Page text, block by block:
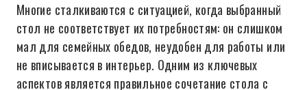
Многие сталкиваются с ситуацией, когда выбранный
стол не соответствует их потребностям: он слишком
мал для семейных обедов, неудобен для работы или
не вписывается в интерьер. Одним из ключевых
аспектов является правильное сочетание стола с